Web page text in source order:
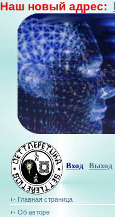
Наш новый адрес:
Вход Выход
Главная страница
Об авторе